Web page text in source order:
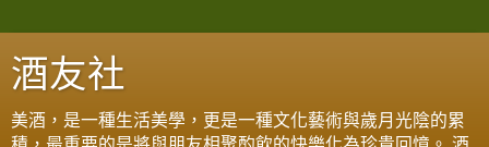
酒友社
美酒，是一種生活美學，更是一種文化藝術與歲月光陰的累